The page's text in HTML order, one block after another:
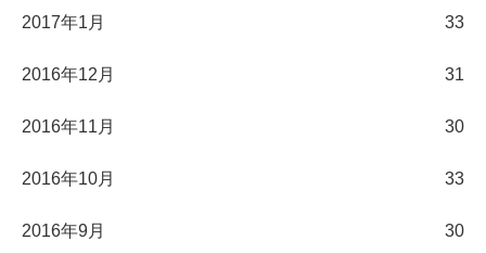
2017年1月 33
2016年12月 31
2016年11月 30
2016年10月 33
2016年9月 30